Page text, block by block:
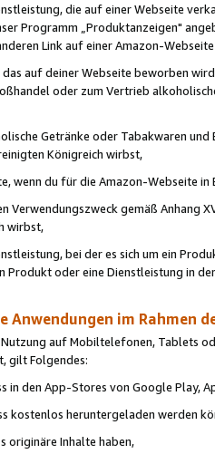
die auf einer Webseite
Programm „Produktanzeigen"
Link auf einer Amazon-
auf deiner Webseite beworben
oder zum Vertrieb
Getränke oder Tabakwaren
Königreich wirbst,
wenn du für die Amazon-Webseite in
Verwendungszweck gemäß Anhang
wirbst,
bei der es sich um ein
Produkt oder eine Dienstleistung in
Anwendungen im Rahmen
auf Mobiltelefonen, Tablets
gilt Folgendes:
in den App-Stores von Google Play,
kostenlos heruntergeladen werden
originäre Inhalte haben,